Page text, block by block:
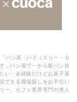
パン屋・パティスリー・カ
」パン屋で一から製パン技
い・未経験だけどお菓子屋
できる職場探しをお手伝い
ー、カフェ業界専門の求人